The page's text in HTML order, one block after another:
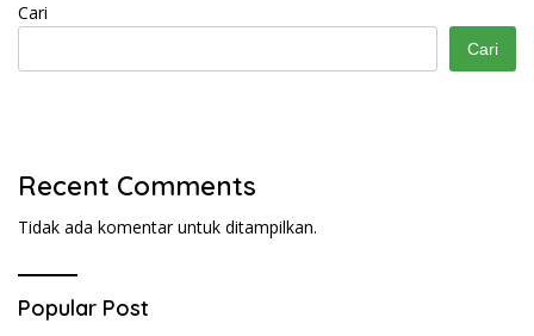
Cari
Cari
Recent Comments
Tidak ada komentar untuk ditampilkan.
Popular Post